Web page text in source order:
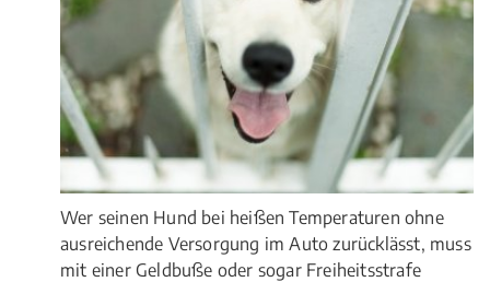
Wer seinen Hund bei heißen Temperaturen ohne
ausreichende Versorgung im Auto zurücklässt, muss
mit einer Geldbuße oder sogar Freiheitsstrafe